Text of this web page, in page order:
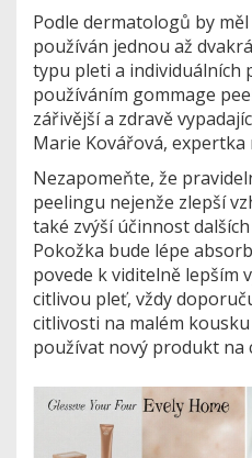
Podle dermatologů by
používán jednou až
typu pleti a individuálních
používáním gommage
zářivější a zdravě
Marie Kovářová, expertka
Nezapomeňte, že
peelingu nejenže zlepší
také zvýší účinnost
Pokožka bude lépe
povede k viditelně lepším
citlivou pleť, vždy
citlivosti na malém
používat nový produkt na